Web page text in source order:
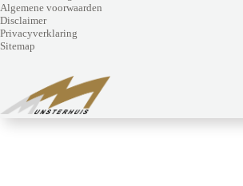
Algemene voorwaarden
Disclaimer
Privacyverklaring
Sitemap